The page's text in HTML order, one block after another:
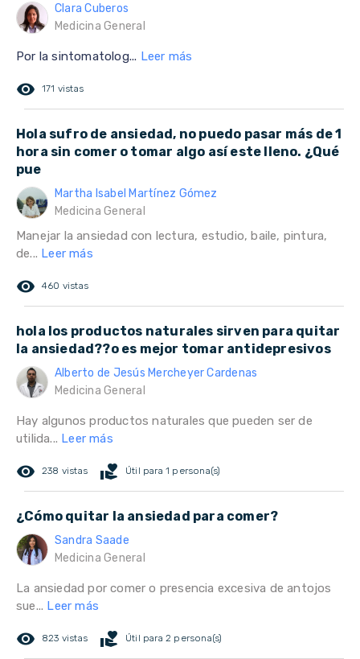
Clara Cuberos
Medicina General
Por la sintomatolog... Leer más
remove_red_eye 171 vistas
Hola sufro de ansiedad, no puedo pasar más de 1
hora sin comer o tomar algo así este lleno. ¿Qué
pue
Martha Isabel Martínez Gómez
Medicina General
Manejar la ansiedad con lectura, estudio, baile, pintura,
de... Leer más
remove_red_eye 460 vistas
hola los productos naturales sirven para quitar
la ansiedad??o es mejor tomar antidepresivos
Alberto de Jesús Mercheyer Cardenas
Medicina General
Hay algunos productos naturales que pueden ser de
utilida... Leer más
remove_red_eye 238 vistas volunteer_activism Útil para 1 persona(s)
¿Cómo quitar la ansiedad para comer?
Sandra Saade
Medicina General
La ansiedad por comer o presencia excesiva de antojos
sue... Leer más
remove_red_eye 823 vistas volunteer_activism Útil para 2 persona(s)